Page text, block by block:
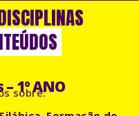
1º ANO
sobre: